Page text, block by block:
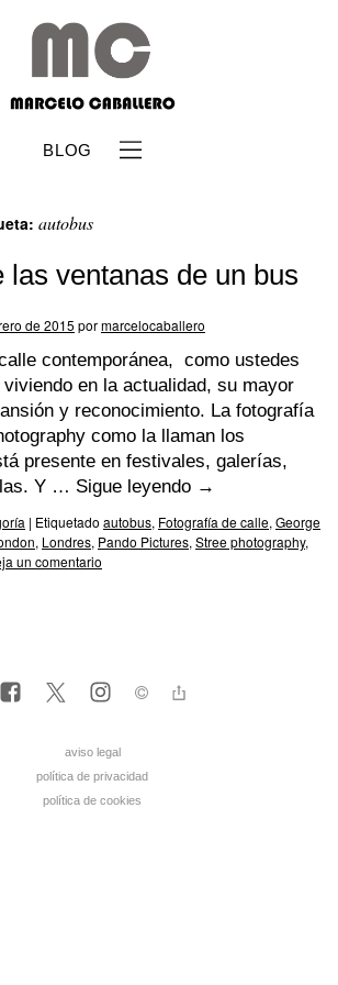
BLOG
autobus
las ventanas de un bus
de 2015 pormarcelocaballero
contemporánea, como ustedes
en la actualidad, su mayor
y reconocimiento. La fotografía
como la llaman los
presente en festivales, galerías,
Y … Sigue leyendo →
| Etiquetado autobus, Fotografía de calle, George
, Londres, Pando Pictures, Stree photography,
un comentario
aviso legal
política de privacidad
política de cookies